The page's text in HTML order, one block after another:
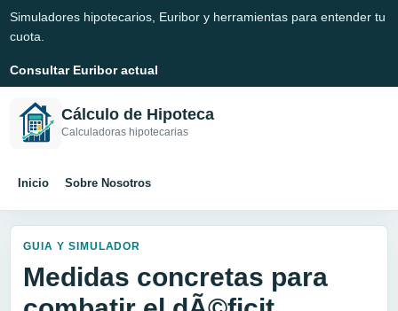
Simuladores hipotecarios, Euribor y herramientas para entender tu
cuota.
Consultar Euribor actual
Cálculo de Hipoteca
Calculadoras hipotecarias
Inicio Sobre Nosotros
GUIA Y SIMULADOR
Medidas concretas para